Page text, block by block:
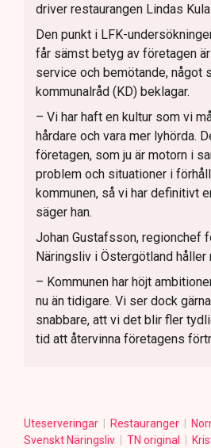
driver restaurangen Lindas
Den punkt i LFK-
får sämst betyg av företagen
service och bemötande, något
kommunalråd (KD) beklagar.
– Vi har haft en kultur som vi
hårdare och vara mer lyhörda.
företagen, som ju är motorn i
problem och situationer i
kommunen, så vi har definitivt
säger han.
Johan Gustafsson, regionchef
Näringsliv i Östergötland håller
– Kommunen har höjt
nu än tidigare. Vi ser dock
snabbare, att vi det blir fler
tid att återvinna företagens
Uteserveringar Restauranger
Svenskt Näringsliv
TN original